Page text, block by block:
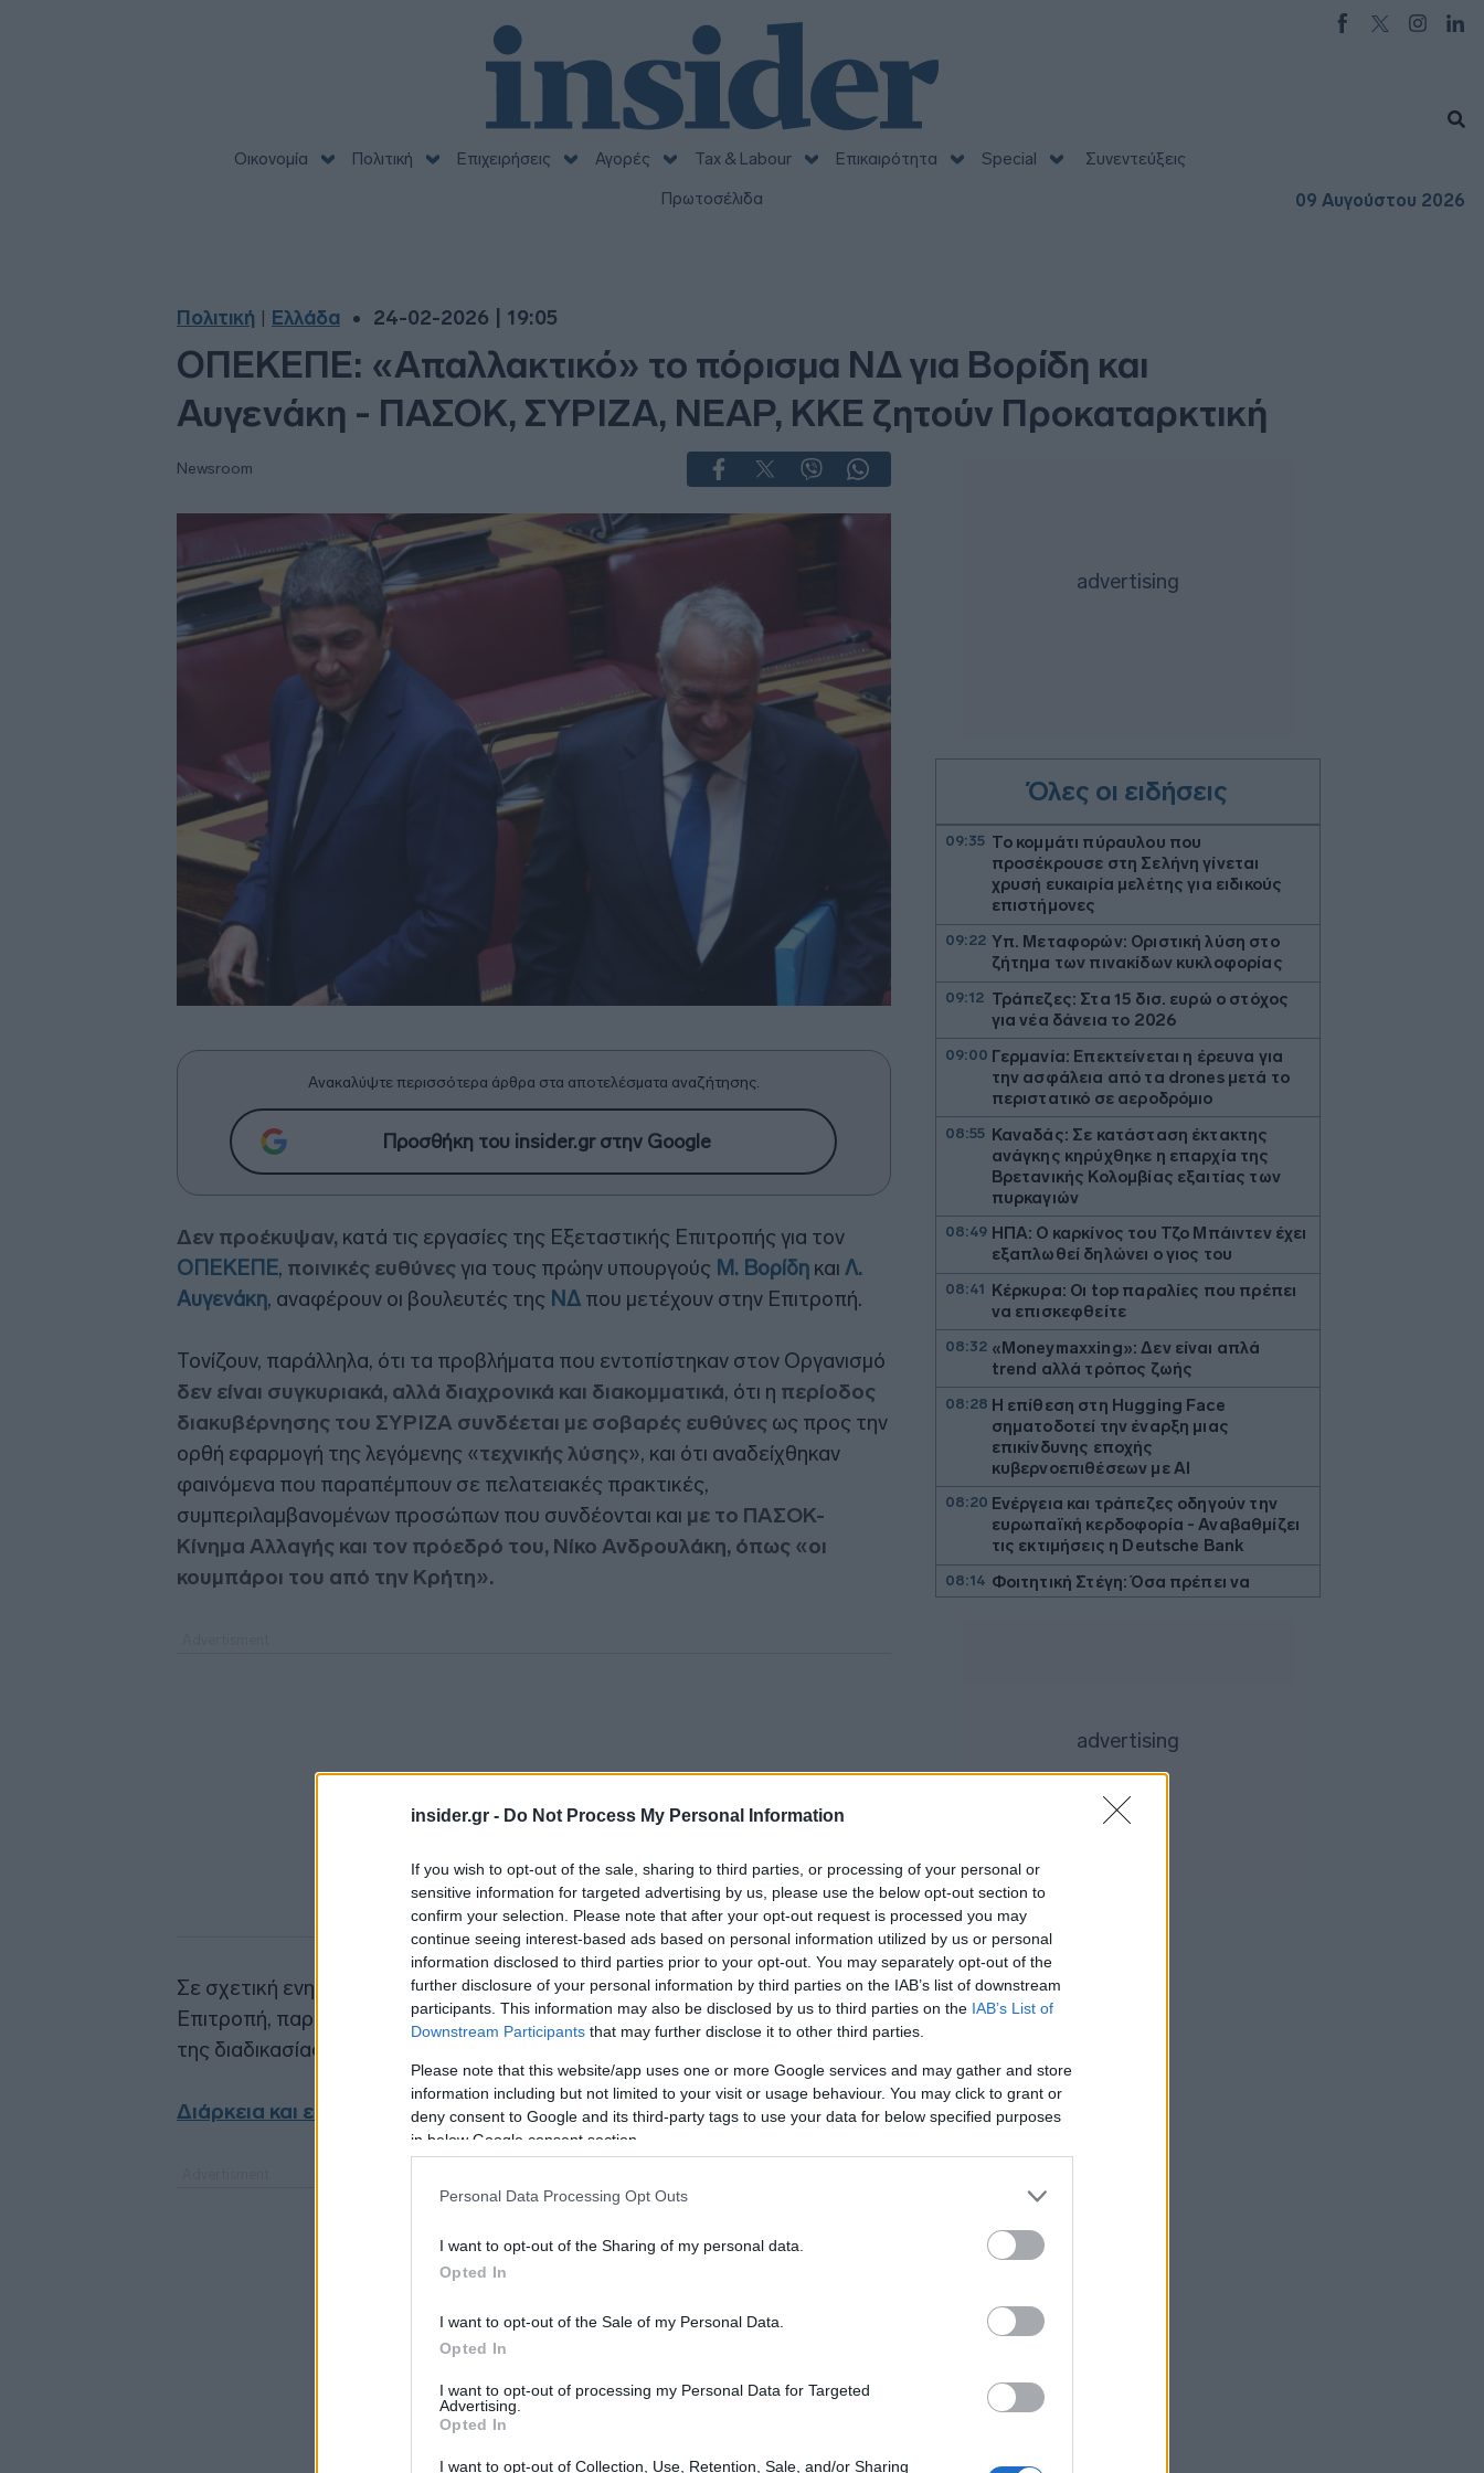
insider.gr - Do Not Process My Personal Information
If you wish to opt-out of the sale, sharing to third parties, or processing of your personal or
sensitive information for targeted advertising by us, please use the below opt-out section to
confirm your selection. Please note that after your opt-out request is processed you may
continue seeing interest-based ads based on personal information utilized by us or personal
information disclosed to third parties prior to your opt-out. You may separately opt-out of the
further disclosure of your personal information by third parties on the IAB’s list of downstream
participants. This information may also be disclosed by us to third parties on the IAB’s List of
Downstream Participants that may further disclose it to other third parties.
Please note that this website/app uses one or more Google services and may gather and store
information including but not limited to your visit or usage behaviour. You may click to grant or
deny consent to Google and its third-party tags to use your data for below specified purposes
in below Google consent section.
Personal Data Processing Opt Outs
I want to opt-out of the Sharing of my personal data.
Opted In
I want to opt-out of the Sale of my Personal Data.
Opted In
I want to opt-out of processing my Personal Data for Targeted
Advertising.
Opted In
I want to opt-out of Collection, Use, Retention, Sale, and/or Sharing
Οικονομία Πολιτική Επιχειρήσεις Αγορές Tax & Labour Επικαιρότητα Special
Συνεντεύξεις
Πρωτοσέλιδα
09 Αυγούστου 2026
Πολιτική Ελλάδα 24-02-2026 | 19:05
ΟΠΕΚΕΠΕ: «Απαλλακτικό» το πόρισμα ΝΔ για Βορίδη και
Αυγενάκη - ΠΑΣΟΚ, ΣΥΡΙΖΑ, ΝΕΑΡ, ΚΚΕ ζητούν Προκαταρκτική
Newsroom
Ανακαλύψτε περισσότερα άρθρα στα αποτελέσματα αναζήτησης.
Προσθήκη του insider.gr στην Google
Δεν προέκυψαν, κατά τις εργασίες της Εξεταστικής Επιτροπής για τον
ΟΠΕΚΕΠΕ, ποινικές ευθύνες για τους πρώην υπουργούς Μ. Βορίδη και Λ.
Αυγενάκη, αναφέρουν οι βουλευτές της ΝΔ που μετέχουν στην Επιτροπή.
Τονίζουν, παράλληλα, ότι τα προβλήματα που εντοπίστηκαν στον Οργανισμό
δεν είναι συγκυριακά, αλλά διαχρονικά και διακομματικά, ότι η περίοδος
διακυβέρνησης του ΣΥΡΙΖΑ συνδέεται με σοβαρές ευθύνες ως προς την
ορθή εφαρμογή της λεγόμενης «τεχνικής λύσης», και ότι αναδείχθηκαν
φαινόμενα που παραπέμπουν σε πελατειακές πρακτικές,
συμπεριλαμβανομένων προσώπων που συνδέονται και με το ΠΑΣΟΚ-
Κίνημα Αλλαγής και τον πρόεδρό του, Νίκο Ανδρουλάκη, όπως «οι
κουμπάροι του από την Κρήτη».
Σε σχετική ενημέρωση των βουλευτών της ΝΔ που μετέχουν στην
Επιτροπή, παρατίθενται συνοπτικά τα βασικά στοιχεία και συμπεράσματα
της διαδικασίας:
Διάρκεια και εύρος εργασιών
Όλες οι ειδήσεις
09:35 Το κομμάτι πύραυλου που
προσέκρουσε στη Σελήνη γίνεται
χρυσή ευκαιρία μελέτης για ειδικούς
επιστήμονες
09:22 Υπ. Μεταφορών: Οριστική λύση στο
ζήτημα των πινακίδων κυκλοφορίας
09:12 Τράπεζες: Στα 15 δισ. ευρώ ο στόχος
για νέα δάνεια το 2026
09:00 Γερμανία: Επεκτείνεται η έρευνα για
την ασφάλεια από τα drones μετά το
περιστατικό σε αεροδρόμιο
08:55 Καναδάς: Σε κατάσταση έκτακτης
ανάγκης κηρύχθηκε η επαρχία της
Βρετανικής Κολομβίας εξαιτίας των
πυρκαγιών
08:49 ΗΠΑ: Ο καρκίνος του Τζο Μπάιντεν έχει
εξαπλωθεί δηλώνει ο γιος του
08:41 Κέρκυρα: Οι top παραλίες που πρέπει
να επισκεφθείτε
08:32 «Moneymaxxing»: Δεν είναι απλά
trend αλλά τρόπος ζωής
08:28 Η επίθεση στη Hugging Face
σηματοδοτεί την έναρξη μιας
επικίνδυνης εποχής
κυβερνοεπιθέσεων με AI
08:20 Ενέργεια και τράπεζες οδηγούν την
ευρωπαϊκή κερδοφορία - Αναβαθμίζει
τις εκτιμήσεις η Deutsche Bank
08:14 Φοιτητική Στέγη: Όσα πρέπει να
γνωρίζει κάθε οικογένεια πριν νοικιάσει
μέλλον προβλέπεται να χάσει το 30%
του πληθυσμού της μέχρι το 2070
23:35 Βρετανία: Τα αχρησιμοποίητα
φάρμακα που κατέληξαν στα
απορρίμματα σε έναν μόνον χρόνο θα
μπορούσαν να γεμίσουν 75 πισίνες
23:15 Χαρακόπουλος: Να αλλάξει το θεσμικό
πλαίσιο αποζημιώσεων για βιολογικά
22:48 Ταϊλάνδη: Στους εννέα αυξήθηκε ο
αριθμός των νεκρών από την αιματηρή
επίθεση σε σχολείο
οδηγούσε σε τροχαίο
Τρίκαλα: Στα 1.352 μέτρα,
δημιουργήθηκε ένας μοναδικός χώρος
Ποια είναι η δουλειά του υπολογιστικού
γλωσσολόγου στην εποχή της ΤΝ και
Δύο συλλήψεις στην Κορινθία και μία